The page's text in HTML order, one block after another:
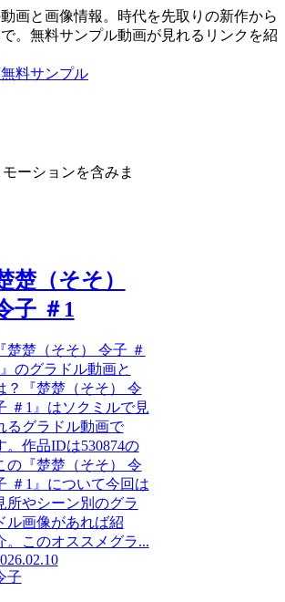
画と画像情報。時代を先取りの新作から
。無料サンプル動画が見れるリンクを紹
料サンプル
ーションを含みま
楚（そそ）
子 ＃1
『楚楚（そそ） 令子 ＃
のグラドル動画と
？『楚楚（そそ） 令
＃1』はソクミルで見
るグラドル動画で
。作品IDは530874の
の『楚楚（そそ） 令
＃1』について今回は
所やシーン別のグラ
ドル画像があれば紹
。このオススメグラ...
子